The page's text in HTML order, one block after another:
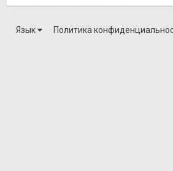
Язык Политика